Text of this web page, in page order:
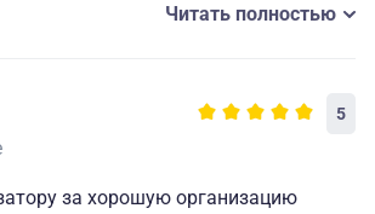
для экскурсий и т. д. Мелочи,
составу за прекрасно
Читать полностью
5
за хорошую организацию